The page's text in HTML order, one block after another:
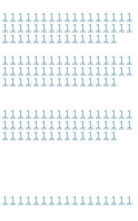
1 1 1 1 1 1 1 1 1 1 1 1 1 1 1 1 1
1 1 1 1 1 1 1 1 1 1 1 1 1 1 1 1 1
1 1 1 1 1 1 1 1 1 1 1 1 1 1 1
1 1 1 1 1 1 1 1 1 1 1 1 1 1 1 1 1
1 1 1 1 1 1 1 1 1 1 1 1 1 1 1 1 1
1 1 1 1 1 1 1 1 1 1 1 1 1 1 1
1 1 1 1 1 1 1 1 1 1 1 1 1 1 1 1 1
1 1 1 1 1 1 1 1 1 1 1 1 1 1 1 1 1
1 1 1 1 1 1 1 1 1 1 1 1 1 1 1
1 1 1 1 1 1 1 1 1 1 1 1 1 1 1 1 1